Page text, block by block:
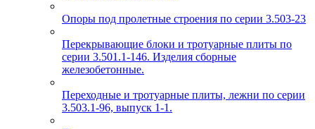
Опоры под пролетные строения по серии 3.503-23
Перекрывающие блоки и тротуарные плиты по
серии 3.501.1-146. Изделия сборные
железобетонные.
Переходные и тротуарные плиты, лежни по серии
3.503.1-96, выпуск 1-1.